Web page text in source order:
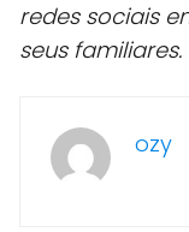
redes sociais
seus familiares.
ozy